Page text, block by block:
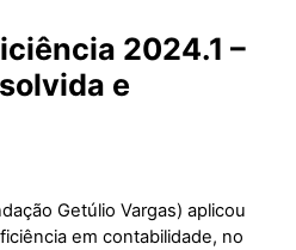
2024.1 –
e
Getúlio Vargas) aplicou
em contabilidade, no